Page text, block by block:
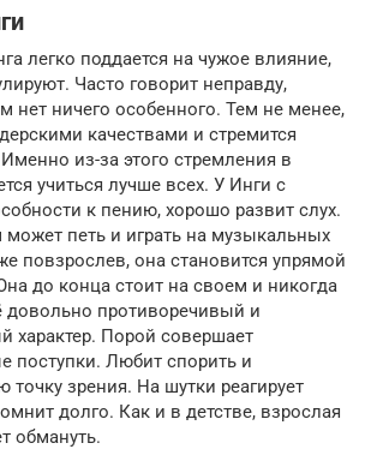
легко поддается на чужое влияние,
Часто говорит неправду,
нет ничего особенного. Тем не менее,
качествами и стремится
из-за этого стремления в
учиться лучше всех. У Инги с
к пению, хорошо развит слух.
петь и играть на музыкальных
повзрослев, она становится упрямой
до конца стоит на своем и никогда
довольно противоречивый и
характер. Порой совершает
поступки. Любит спорить и
точку зрения. На шутки реагирует
долго. Как и в детстве, взрослая
обмануть.